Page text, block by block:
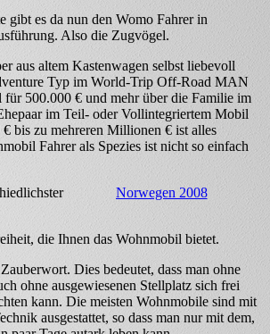
gibt es da nun den Womo Fahrer in
Also die Zugvögel.
aus altem Kastenwagen selbst liebevoll
Typ im World-Trip Off-Road MAN
500.000 € und mehr über die Familie im
im Teil- oder Vollintegriertem Mobil
€ bis zu mehreren Millionen € ist alles
Fahrer als Spezies ist nicht so einfach
Norwegen 2008
die Ihnen das Wohnmobil bietet.
Dies bedeutet, dass man ohne
ohne ausgewiesenen Stellplatz sich frei
kann. Die meisten Wohnmobile sind mit
ausgestattet, so dass man nur mit dem,